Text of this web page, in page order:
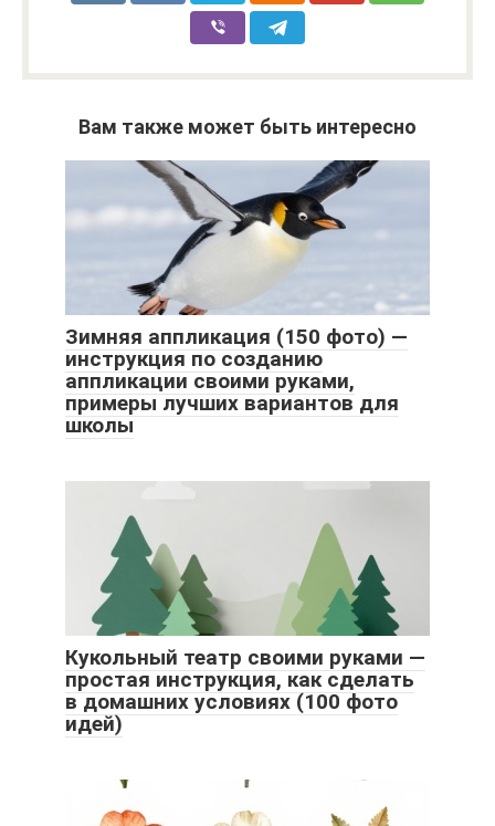
Вам также может быть интересно
Зимняя аппликация (150 фото) —
инструкция по созданию
аппликации своими руками,
примеры лучших вариантов для
школы
Кукольный театр своими руками —
простая инструкция, как сделать
в домашних условиях (100 фото
идей)